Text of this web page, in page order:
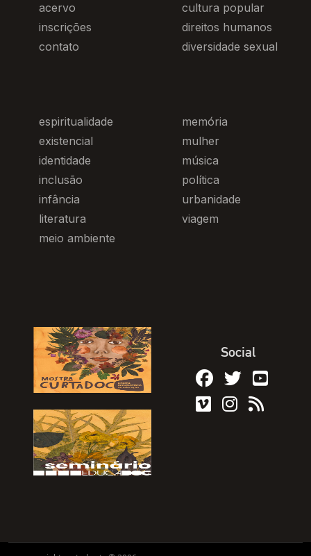
acervo
inscrições
contato
cultura popular
direitos humanos
diversidade sexual
espiritualidade
existencial
identidade
inclusão
infância
literatura
meio ambiente
memória
mulher
música
política
urbanidade
viagem
Social